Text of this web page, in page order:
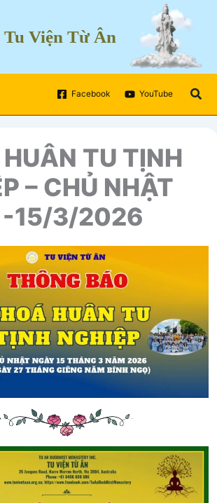
Tu Viện Từ Ân
Facebook YouTube
TU TỊNH
– CHỦ NHẬT
-15/3/2026